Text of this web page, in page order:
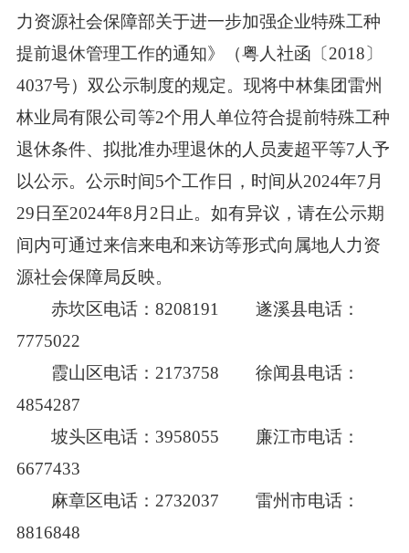
力资源社会保障部关于进一步加强企业特殊工种
提前退休管理工作的通知》（粤人社函〔2018〕
4037号）双公示制度的规定。现将中林集团雷州
林业局有限公司等2个用人单位符合提前特殊工种
退休条件、拟批准办理退休的人员麦超平等7人予
以公示。公示时间5个工作日，时间从2024年7月
29日至2024年8月2日止。如有异议，请在公示期
间内可通过来信来电和来访等形式向属地人力资
源社会保障局反映。
赤坎区电话：8208191 遂溪县电话：
7775022
霞山区电话：2173758 徐闻县电话：
4854287
坡头区电话：3958055 廉江市电话：
6677433
麻章区电话：2732037 雷州市电话：
8816848